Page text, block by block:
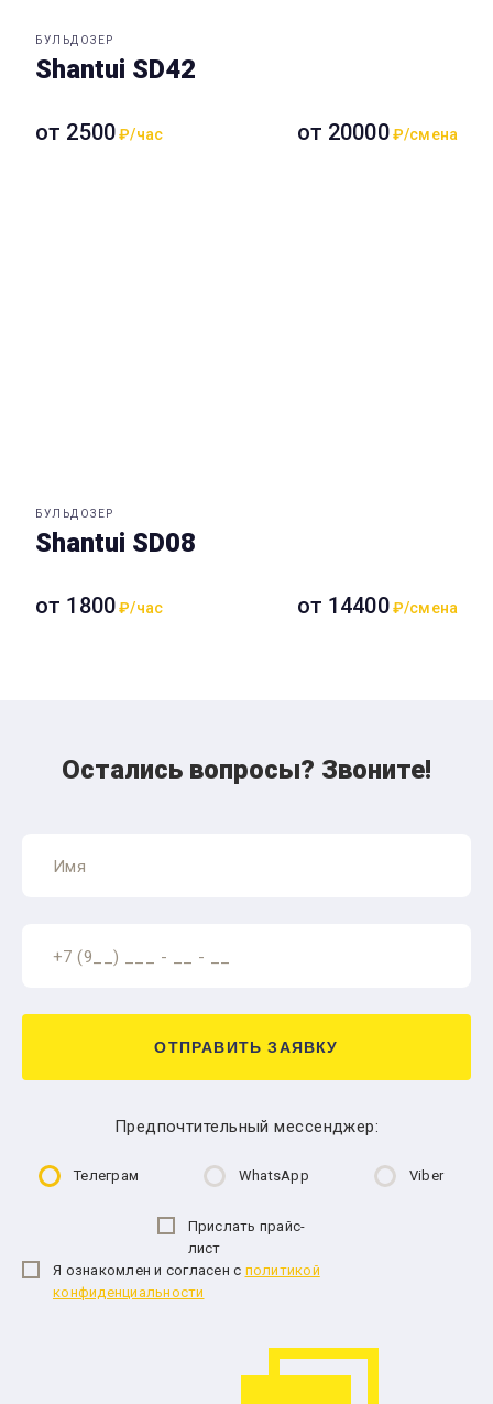
БУЛЬДОЗЕР
Shantui SD42
от 2500₽/час от 20000₽/смена
БУЛЬДОЗЕР
Shantui SD08
от 1800₽/час от 14400₽/смена
Остались вопросы? Звоните!
ОТПРАВИТЬ ЗАЯВКУ
Предпочтительный мессенджер:
Телеграм WhatsApp Viber
Прислать прайс-
лист
Я ознакомлен и согласен с политикой
конфиденциальности